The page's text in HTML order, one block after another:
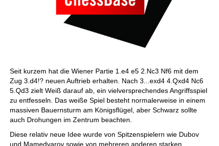
Seit kurzem hat die Wiener Partie 1.e4 e5 2.Nc3 Nf6 mit dem
Zug 3.d4!? neuen Auftrieb erhalten. Nach 3...exd4 4.Qxd4 Nc6
5.Qd3 zielt Weiß darauf ab, ein vielversprechendes Angriffsspiel
zu entfesseln. Das weiße Spiel besteht normalerweise in einem
massiven Bauernsturm am Königsflügel, aber Schwarz sollte
auch Drohungen im Zentrum beachten.
Diese relativ neue Idee wurde von Spitzenspielern wie Dubov
und Mamedyarov sowie von mehreren anderen starken